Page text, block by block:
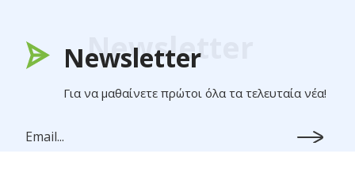
Newsletter
Newsletter
Για να μαθαίνετε πρώτοι όλα τα τελευταία νέα!